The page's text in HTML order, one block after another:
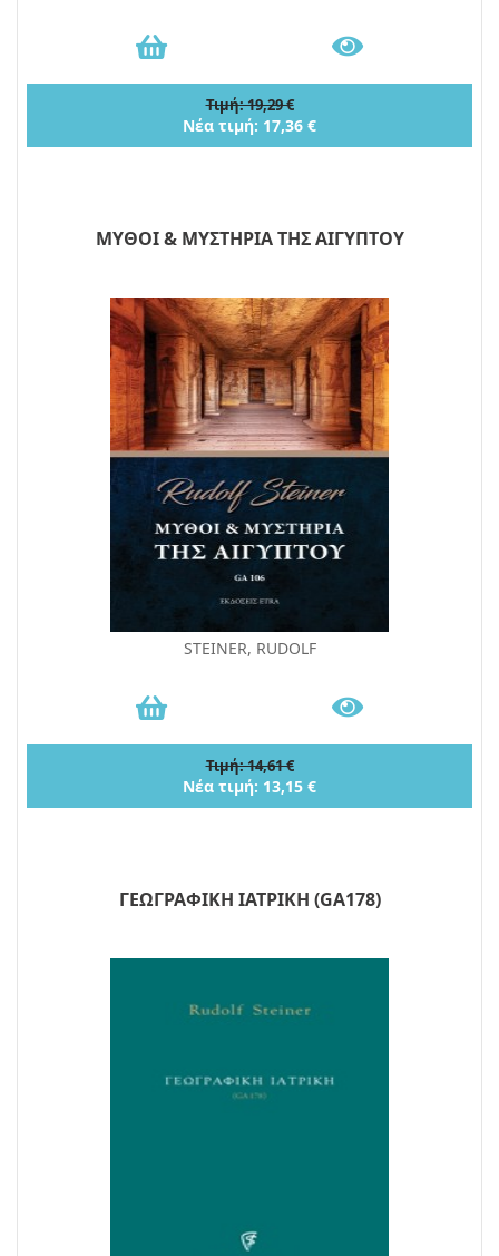
Τιμή: 19,29 €
Νέα τιμή: 17,36 €
ΜΥΘΟΙ & ΜΥΣΤΗΡΙΑ ΤΗΣ ΑΙΓΥΠΤΟΥ
STEINER, RUDOLF
Τιμή: 14,61 €
Νέα τιμή: 13,15 €
ΓΕΩΓΡΑΦΙΚΗ ΙΑΤΡΙΚΗ (GA178)